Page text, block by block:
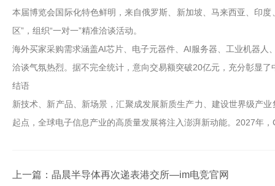
本届博览会国际化特色鲜明，来自俄罗斯、新加坡、马来西亚、印
区”，组织“一对一”精准洽谈活动。
海外买家采购需求涵盖AI芯片、电子元器件、AI服务器、工业机器
洽谈气氛热烈。据不完全统计，意向交易额突破20亿元，充分彰显
结语
新技术、新产品、新场景，汇聚成发展新质生产力、建设世界级产
起点，全球电子信息产业的高质量发展将注入澎湃新动能。2027年
上一篇： 晶晨半导体再次递表港交所—im电竞官网